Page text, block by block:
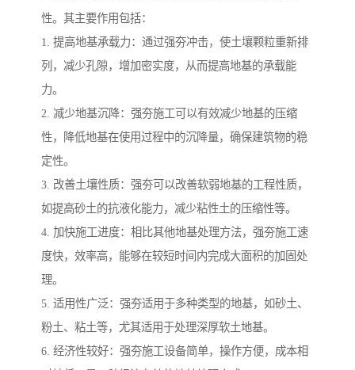
性。其主要作用包括：
1. 提高地基承载力：通过强夯冲击，使土壤颗粒重新排
列，减少孔隙，增加密实度，从而提高地基的承载能
力。
2. 减少地基沉降：强夯施工可以有效减少地基的压缩
性，降低地基在使用过程中的沉降量，确保建筑物的稳
定性。
3. 改善土壤性质：强夯可以改善软弱地基的工程性质，
如提高砂土的抗液化能力，减少粘性土的压缩性等。
4. 加快施工进度：相比其他地基处理方法，强夯施工速
度快，效率高，能够在较短时间内完成大面积的加固处
理。
5. 适用性广泛：强夯适用于多种类型的地基，如砂土、
粉土、粘土等，尤其适用于处理深厚软土地基。
6. 经济性较好：强夯施工设备简单，操作方便，成本相